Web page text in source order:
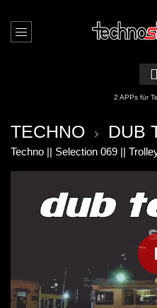
2 APPs für
TECHNO DUB
Techno || Selection 069 ||